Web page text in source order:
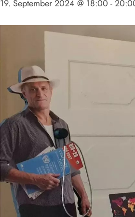
19. September 2024 @ 18:00 -